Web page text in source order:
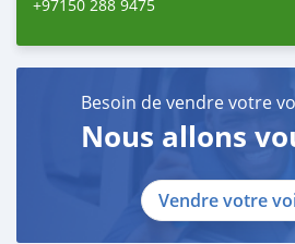
+97150 288 9475
Besoin de vendre votre
Nous allons
Vendre votre